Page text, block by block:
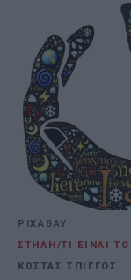
PIXABAY
ΣΤΗΛΗ/ΤΙ ΕΙΝΑΙ ΤΟ
ΚΩΣΤΑΣ ΣΠΙΓΓΟΣ